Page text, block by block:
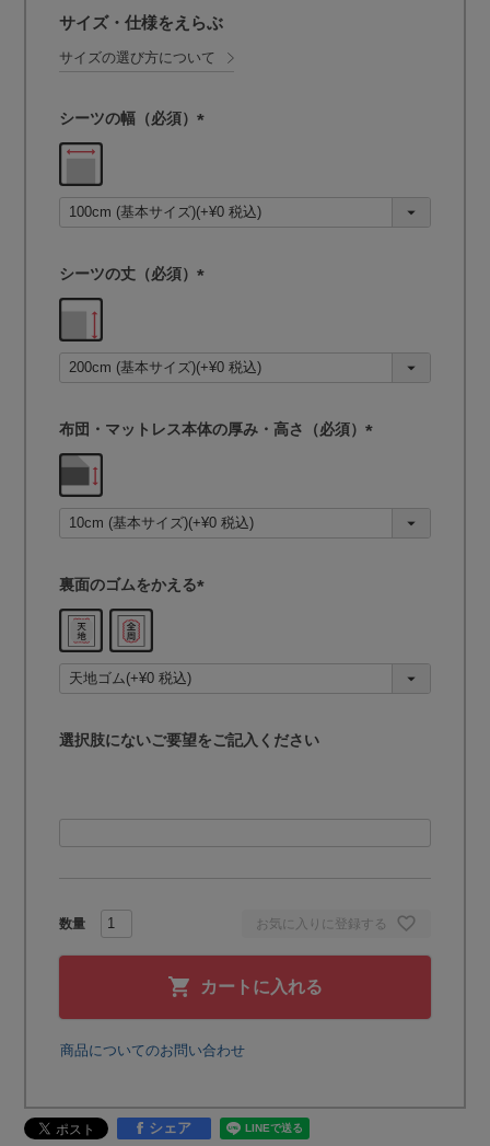
お気に入りに登録する
カートに入れる
サイズ・仕様をえらぶ
サイズの選び方について
シーツの幅（必須）
須
)
シーツの丈（必須）
須
)
布団・マットレス本体の厚み・高さ（必須）
須
)
裏面のゴムをかえる
須
)
選択肢にないご要望をご記入ください
商品についてのお問い合わせ
シェア